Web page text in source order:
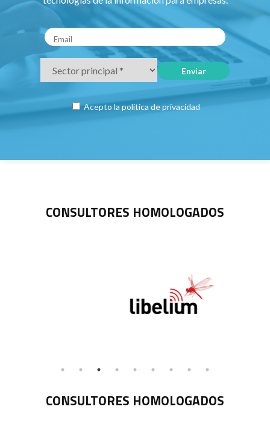
Acepto la política de privacidad
CONSULTORES HOMOLOGADOS
CONSULTORES HOMOLOGADOS